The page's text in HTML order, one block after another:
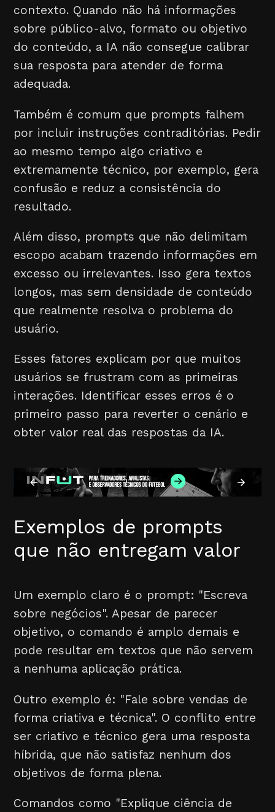
contexto. Quando não há informações
sobre público-alvo, formato ou objetivo
do conteúdo, a IA não consegue calibrar
sua resposta para atender de forma
adequada.
Também é comum que prompts falhem
por incluir instruções contraditórias. Pedir
ao mesmo tempo algo criativo e
extremamente técnico, por exemplo, gera
confusão e reduz a consistência do
resultado.
Além disso, prompts que não delimitam
escopo acabam trazendo informações em
excesso ou irrelevantes. Isso gera textos
longos, mas sem densidade de conteúdo
que realmente resolva o problema do
usuário.
Esses fatores explicam por que muitos
usuários se frustram com as primeiras
interações. Identificar esses erros é o
primeiro passo para reverter o cenário e
obter valor real das respostas da IA.
Exemplos de prompts
que não entregam valor
Um exemplo claro é o prompt: "Escreva
sobre negócios". Apesar de parecer
objetivo, o comando é amplo demais e
pode resultar em textos que não servem
a nenhuma aplicação prática.
Outro exemplo é: "Fale sobre vendas de
forma criativa e técnica". O conflito entre
ser criativo e técnico gera uma resposta
híbrida, que não satisfaz nenhum dos
objetivos de forma plena.
Comandos como "Explique ciência de